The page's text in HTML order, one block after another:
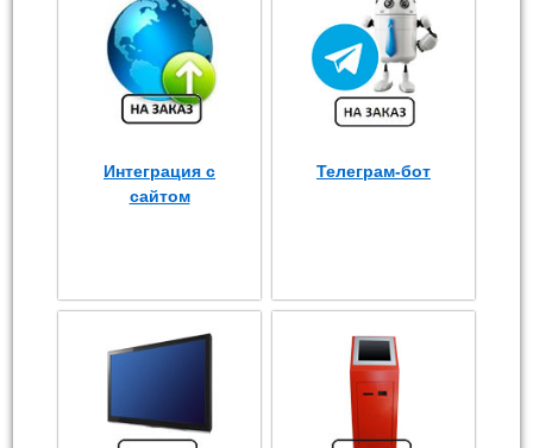
Интеграция с
сайтом
Телеграм-бот